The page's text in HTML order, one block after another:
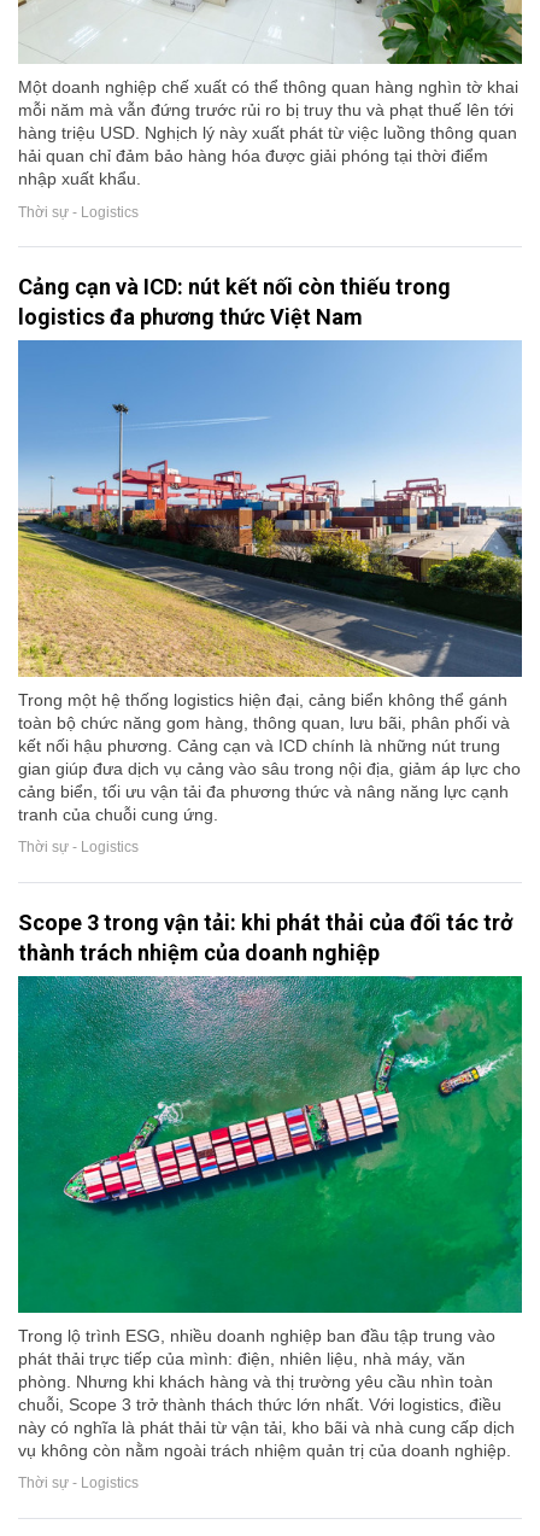
Một doanh nghiệp chế xuất có thể thông quan hàng nghìn tờ khai
mỗi năm mà vẫn đứng trước rủi ro bị truy thu và phạt thuế lên tới
hàng triệu USD. Nghịch lý này xuất phát từ việc luồng thông quan
hải quan chỉ đảm bảo hàng hóa được giải phóng tại thời điểm
nhập xuất khẩu.
Thời sự - Logistics
Cảng cạn và ICD: nút kết nối còn thiếu trong
logistics đa phương thức Việt Nam
Trong một hệ thống logistics hiện đại, cảng biển không thể gánh
toàn bộ chức năng gom hàng, thông quan, lưu bãi, phân phối và
kết nối hậu phương. Cảng cạn và ICD chính là những nút trung
gian giúp đưa dịch vụ cảng vào sâu trong nội địa, giảm áp lực cho
cảng biển, tối ưu vận tải đa phương thức và nâng năng lực cạnh
tranh của chuỗi cung ứng.
Thời sự - Logistics
Scope 3 trong vận tải: khi phát thải của đối tác trở
thành trách nhiệm của doanh nghiệp
Trong lộ trình ESG, nhiều doanh nghiệp ban đầu tập trung vào
phát thải trực tiếp của mình: điện, nhiên liệu, nhà máy, văn
phòng. Nhưng khi khách hàng và thị trường yêu cầu nhìn toàn
chuỗi, Scope 3 trở thành thách thức lớn nhất. Với logistics, điều
này có nghĩa là phát thải từ vận tải, kho bãi và nhà cung cấp dịch
vụ không còn nằm ngoài trách nhiệm quản trị của doanh nghiệp.
Thời sự - Logistics